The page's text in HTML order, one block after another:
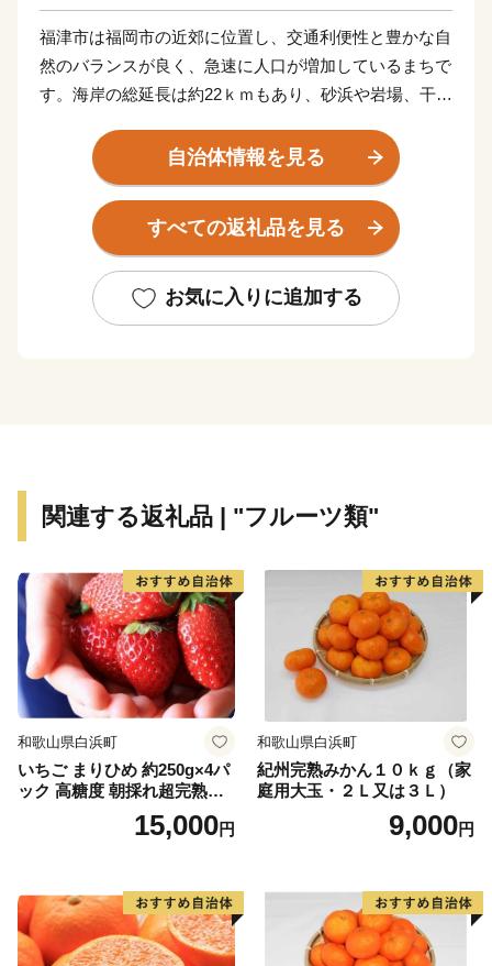
福津市は福岡市の近郊に位置し、交通利便性と豊かな自
然のバランスが良く、急速に人口が増加しているまちで
す。海岸の総延長は約22ｋｍもあり、砂浜や岩場、干潟
された「神宿る島」宗像・沖ノ島と関連遺産群の一つで
ある新原・奴山古墳群、日本一の大しめ縄と「光の道」
で有名な宮地嶽神社、映画などで度々登場する津屋崎千
軒、唐津街道の畦町宿など、歴史と伝統も福津の大切な
自治体情報を見る
すべての返礼品を見る
お気に入りに追加する
関連する返礼品 | "フルーツ類"
和歌山県白浜町
いちご まりひめ 約250g×4パ
ック 高糖度 朝採れ超完熟ま
りひめ 1月以降発送分
15,000円
和歌山県白浜町
紀州完熟みかん１０ｋｇ（家
庭用大玉・２Ｌ又は３Ｌ）
9,000円